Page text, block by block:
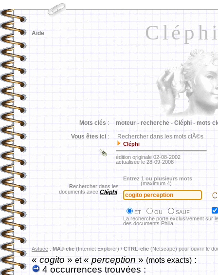
Aide
Mots clés : moteur - recherche - Cléphi - mots
Vous êtes ici : Rechercher dans les mots clÃ©s
Cléphi
édition originale 02-08-2002
actualisée le 28-09-2008
Rechercher dans les
documents avec Cléphi
Entrez 1 ou plusieurs mots
(maximum 4)
ET OU
SAUF
La recherche porte exclusivement sur
des documents Philia.
Astuce : MAJ-clic (Internet Explorer) / CTRL-clic (Netscape) pour ouvrir le
«cogito » et« perception » (mots exacts) :
4 occurrences trouvées :